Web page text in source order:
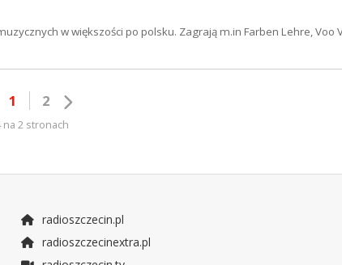
w większości po polsku. Zagrają m.in Farben Lehre, Voo
1 2
na 2 stronach
radioszczecin.pl
radioszczecinextra.pl